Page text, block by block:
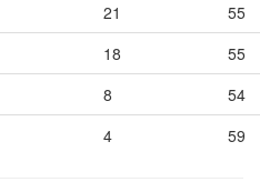
21
55
18
55
8
54
4 59